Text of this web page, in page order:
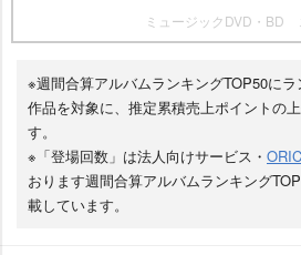
ミュージックDVD・BD
※週間合算アルバムランキングTOP50に
作品を対象に、推定累積売上ポイントの
す。
※「登場回数」は法人向けサービス・
おります週間合算アルバムランキング
載しています。